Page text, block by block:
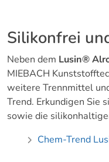
Silikonfrei
Neben dem Lusin®
MIEBACH
weitere Trennmittel
Trend. Erkundigen Sie
sowie die
Chem-Trend